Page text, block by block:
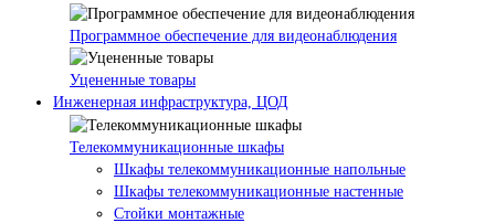
Программное обеспечение для видеонаблюдения
Уцененные товары
Инженерная инфраструктура, ЦОД
Телекоммуникационные шкафы
Шкафы телекоммуникационные напольные
Шкафы телекоммуникационные настенные
Стойки монтажные